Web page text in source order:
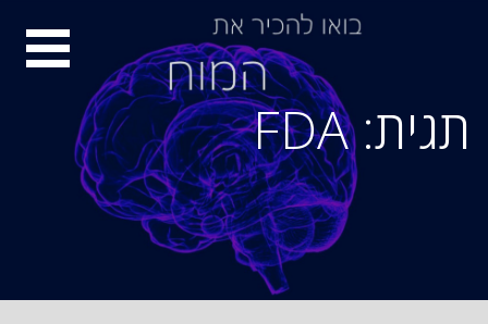
תגית: FDA